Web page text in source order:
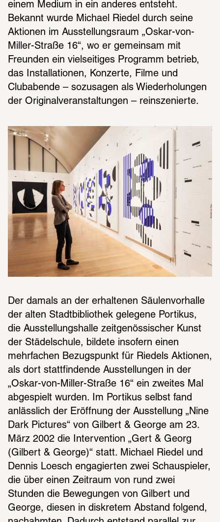
einem Medium in ein anderes entsteht.
Bekannt wurde Michael Riedel durch seine
Aktionen im Ausstellungsraum „Oskar-von-
Miller-Straße 16“, wo er gemeinsam mit
Freunden ein vielseitiges Programm betrieb,
das Installationen, Konzerte, Filme und
Clubabende – sozusagen als Wiederholungen
der Originalveranstaltungen – reinszenierte.
Der damals an der erhaltenen Säulenvorhalle
der alten Stadtbibliothek gelegene Portikus,
die Ausstellungshalle zeitgenössischer Kunst
der Städelschule, bildete insofern einen
mehrfachen Bezugspunkt für Riedels Aktionen,
als dort stattfindende Ausstellungen in der
„Oskar-von-Miller-Straße 16“ ein zweites Mal
abgespielt wurden. Im Portikus selbst fand
anlässlich der Eröffnung der Ausstellung „Nine
Dark Pictures“ von Gilbert & George am 23.
März 2002 die Intervention „Gert & Georg
(Gilbert & George)“ statt. Michael Riedel und
Dennis Loesch engagierten zwei Schauspieler,
die über einen Zeitraum von rund zwei
Stunden die Bewegungen von Gilbert und
George, diesen in diskretem Abstand folgend,